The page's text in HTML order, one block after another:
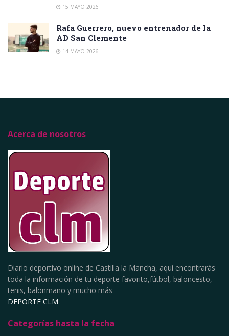
15 MAYO 2026
Rafa Guerrero, nuevo entrenador de la
AD San Clemente
14 MAYO 2026
Acerca de nosotros
Diario deportivo online de Castilla la Mancha, aquí encontrarás
toda la información de tu deporte favorito,fútbol, baloncesto,
tenis, balonmano y mucho más
DEPORTE CLM
Categorías hasta la fecha